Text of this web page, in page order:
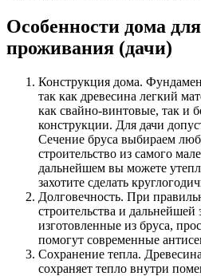
Особенности дома
проживания (дачи)
Конструкция дома.
так как древесина легкий
как свайно-винтовые, так и
конструкции. Для дачи
Сечение бруса выбираем
строительство из самого
дальнейшем вы можете
захотите сделать
Долговечность. При
строительства и дальнейшей
изготовленные из бруса,
помогут современные
Сохранение тепла.
сохраняет тепло внутри